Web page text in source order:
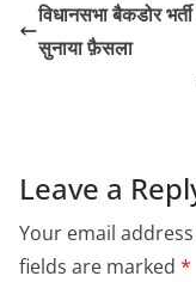
विधानसभा बैकडोर
सुनाया फ़ैसला
Leave a
Your email
fields are marked *